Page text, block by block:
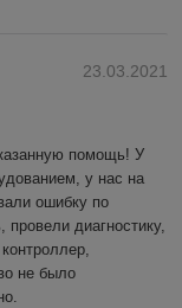
23.03.2021
помощь! У
у нас на
ошибку по
диагностику,
не было